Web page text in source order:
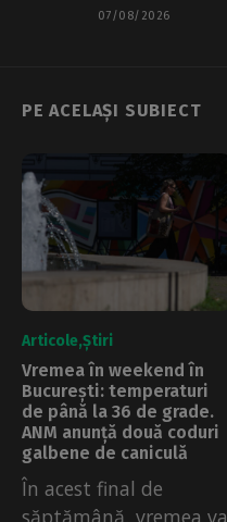
07/08/2026
PE ACELAȘI SUBIECT
Articole Știri
Vremea în weekend în
București: temperaturi
de până la 36 de grade.
ANM anunță două coduri
galbene de caniculă
În acest final de